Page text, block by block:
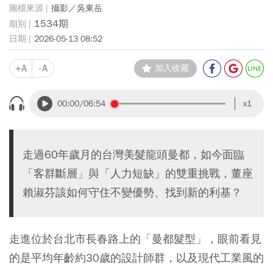
攝影／吳東岳
1534期
2026-05-13 08:52
+A -A 加入收藏
00:00/06:54 x1
走過60年歲月的台灣美髮龍頭曼都，如今面臨
「客群斷層」與「人力短缺」的雙重挑戰，董座
賴淑芬該如何守住不變優勢、找到新的利基？
走進位於台北市長春路上的「曼都髮型」，眼前看見
的是平均年齡約30歲的設計師群，以及現代工業風的